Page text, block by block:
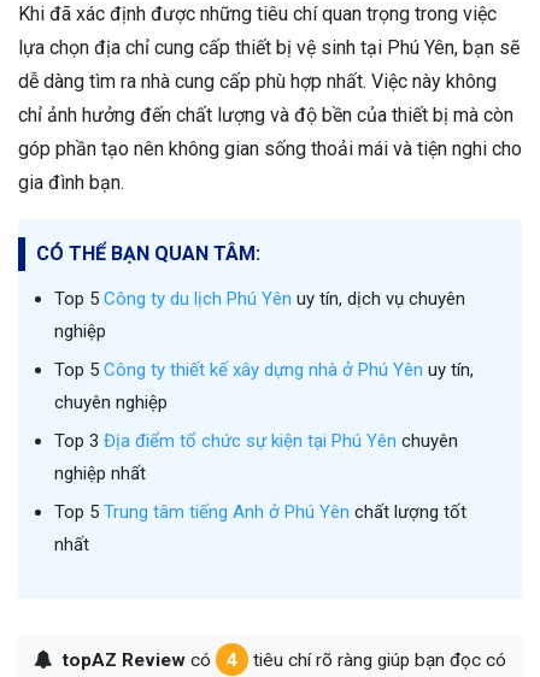
Khi đã xác định được những tiêu chí quan trọng trong việc
lựa chọn địa chỉ cung cấp thiết bị vệ sinh tại Phú Yên, bạn sẽ
dễ dàng tìm ra nhà cung cấp phù hợp nhất. Việc này không
chỉ ảnh hưởng đến chất lượng và độ bền của thiết bị mà còn
góp phần tạo nên không gian sống thoải mái và tiện nghi cho
gia đình bạn.
CÓ THỂ BẠN QUAN TÂM:
Top 5 Công ty du lịch Phú Yên uy tín, dịch vụ chuyên
nghiệp
Top 5 Công ty thiết kế xây dựng nhà ở Phú Yên uy tín,
chuyên nghiệp
Top 3 Địa điểm tổ chức sự kiện tại Phú Yên chuyên
nghiệp nhất
Top 5 Trung tâm tiếng Anh ở Phú Yên chất lượng tốt
nhất
topAZ Reviewcó 4
tiêu chí rõ ràng giúp bạn đọc có